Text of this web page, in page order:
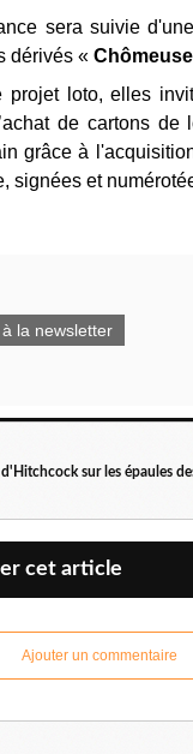
sera suivie
dérivés «
projet loto, elles
de cartons
grâce à
signées et
la newsletter
sur les épaules
cet article
Ajouter un commentaire